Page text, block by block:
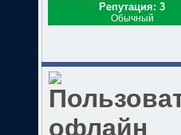
Репутация: 3
Обычный